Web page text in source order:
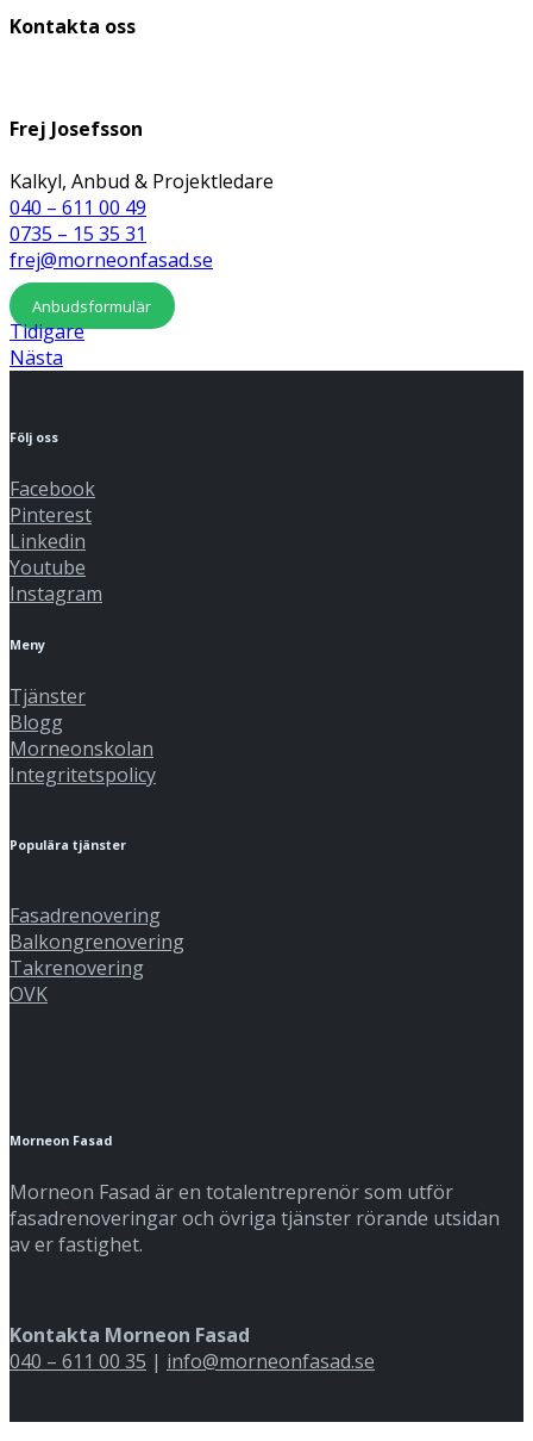
Kontakta oss
Frej Josefsson
Kalkyl, Anbud & Projektledare
040 – 611 00 49
0735 – 15 35 31
frej@morneonfasad.se
Anbudsformulär
Tidigare
Nästa
Följ oss
Facebook
Pinterest
Linkedin
Youtube
Instagram
Meny
Tjänster
Blogg
Morneonskolan
Integritetspolicy
Populära tjänster
Fasadrenovering
Balkongrenovering
Takrenovering
OVK
Morneon Fasad
Morneon Fasad är en totalentreprenör som utför
fasadrenoveringar och övriga tjänster rörande utsidan
av er fastighet.
Kontakta Morneon Fasad
040 – 611 00 35 | info@morneonfasad.se